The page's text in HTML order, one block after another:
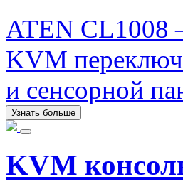
ATEN CL1008
KVM
и сенсорной
Узнать больше
KVM